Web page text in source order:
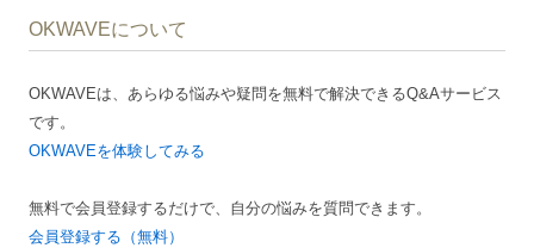
ゲ
シ
ョ
OKWAVEについて
OKWAVEは、あらゆる悩みや疑問を無料で解決できるQ&Aサービス
です。
OKWAVEを体験してみる
無料で会員登録するだけで、自分の悩みを質問できます。
会員登録する（無料）